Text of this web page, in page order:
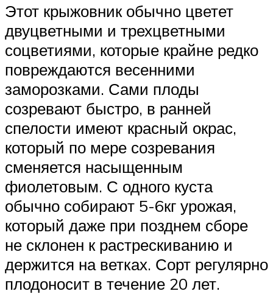
Этот крыжовник обычно цветет
двуцветными и трехцветными
соцветиями, которые крайне редко
повреждаются весенними
заморозками. Сами плоды
созревают быстро, в ранней
спелости имеют красный окрас,
который по мере созревания
сменяется насыщенным
фиолетовым. С одного куста
обычно собирают 5-6кг урожая,
который даже при позднем сборе
не склонен к растрескиванию и
держится на ветках. Сорт регулярно
плодоносит в течение 20 лет.